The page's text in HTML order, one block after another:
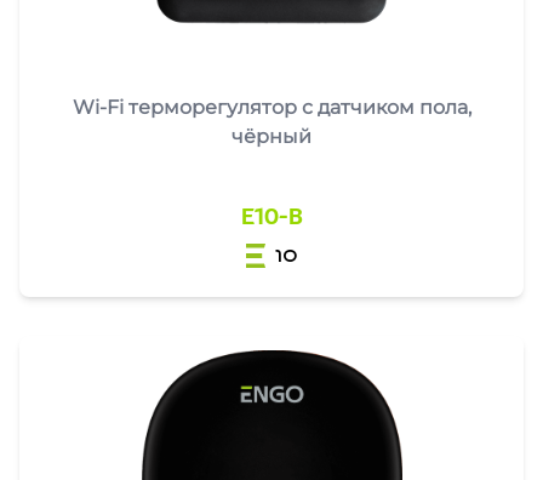
Wi-Fi терморегулятор с датчиком пола,
чёрный
E10-B
10